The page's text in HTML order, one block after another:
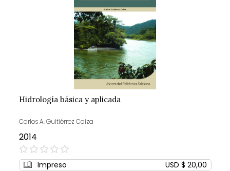
Hidrología básica y aplicada
Carlos A. Guitiérrez Caiza
2014
0%
Impreso
USD $ 20,00